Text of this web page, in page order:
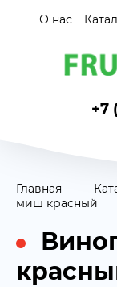
О нас
+7
Главная
миш красный